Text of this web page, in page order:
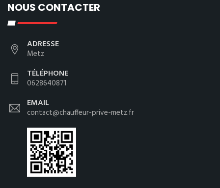
NOUS CONTACTER
ADRESSE
Metz
TÉLÉPHONE
0628640871
EMAIL
contact@chauffeur-prive-metz.fr